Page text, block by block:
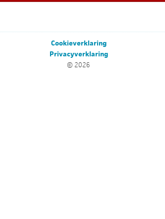
Cookieverklaring
Privacyverklaring
© 2026